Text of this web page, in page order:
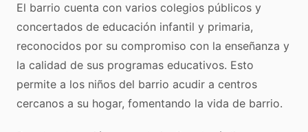
El barrio cuenta con varios colegios públicos y
concertados de educación infantil y primaria,
reconocidos por su compromiso con la enseñanza y
la calidad de sus programas educativos. Esto
permite a los niños del barrio acudir a centros
cercanos a su hogar, fomentando la vida de barrio.